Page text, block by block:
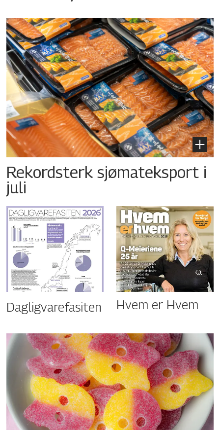
Rekordsterk sjømateksport i
juli
Dagligvarefasiten Hvem er Hvem